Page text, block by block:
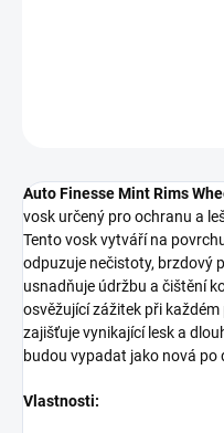
Auto Finesse Mint Rims
vosk určený pro ochranu a
Tento vosk vytváří na
odpuzuje nečistoty, brzdový
usnadňuje údržbu a čištění
osvěžující zážitek při každém
zajišťuje vynikající lesk a
budou vypadat jako nová po
Vlastnosti: